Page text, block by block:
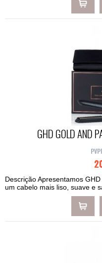
GHD GOLD AND
Descrição Apresentamos
um cabelo mais liso, suave e